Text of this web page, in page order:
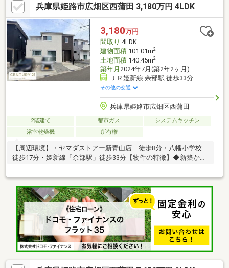
か？暮らしやすい周辺環境も含め、スタッフがご案内いたしま
す。お家探しの第一歩としてでも大丈夫です(^^)/お気軽にお問い
合わせ下さいね♪
兵庫県姫路市広畑区西蒲田 3,180万円 4LDK
3,180万円
間取り 4LDK
建物面積101.01m2
土地面積140.45m2
築年月 2024年7月(築2年2ヶ月)
ＪＲ姫新線 余部駅 徒歩33分
その他の交通
兵庫県姫路市広畑区西蒲田
2階建て 都市ガス
システムキッチン
浴室乾燥機
所有権
【周辺環境】・ヤマダストアー新青山店 徒歩8分・八幡小学校
徒歩17分・姫新線「余部駅」徒歩33分【物件の特徴】◆新築から
ンターキッチン完備！ ◆24時間換気システムで清潔な空間を維持
しやすいです。【世界最大級のネットワーク×地域密着センチュリ
ー21ファーストホームの強み】1.スーモに掲載されていない物件
情報も多数有！豊富な物件情報の中から、お客様に合った最適な
物件のご紹介いたします。2.多くの銀行とのネットワークを活か
し、お客様に合わせた住宅ローンプランをご提案します。